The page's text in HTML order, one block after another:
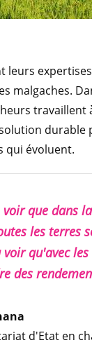
leurs
malgaches.
travaillent
qui évoluent.
voir que dans
les
qu'avec
des
d'Etat en